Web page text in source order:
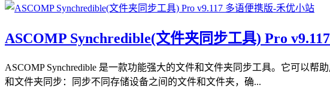
ASCOMP Synchredible(文件夹同步工具) Pro
ASCOMP Synchredible 是一款功能强大的文件和文件夹同步工具。它可以
和文件夹同步：同步不同存储设备之间的文件和文件夹，确...